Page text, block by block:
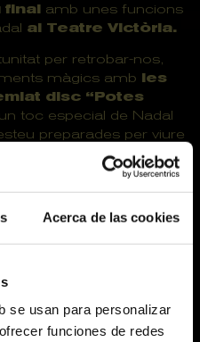
Acerca de las cookies
se usan para personalizar
funciones de redes
final amb unes funcions
al Teatre Victòria.
per retrobar-nos,
màgics amb les
disc “Potes
toc especial de Nadal
preparades per viure
Vilà, Siddartha Vargas